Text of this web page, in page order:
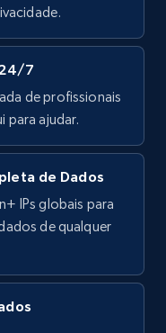
and more.
grátis
x
7
de profissionais
para ajudar.
de Dados
IPs globais para
de qualquer